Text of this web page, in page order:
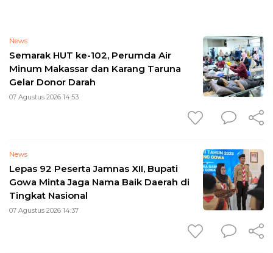
News
Semarak HUT ke-102, Perumda Air
Minum Makassar dan Karang Taruna
Gelar Donor Darah
07 Agustus 2026 14:53
News
Lepas 92 Peserta Jamnas XII, Bupati
Gowa Minta Jaga Nama Baik Daerah di
Tingkat Nasional
07 Agustus 2026 14:37